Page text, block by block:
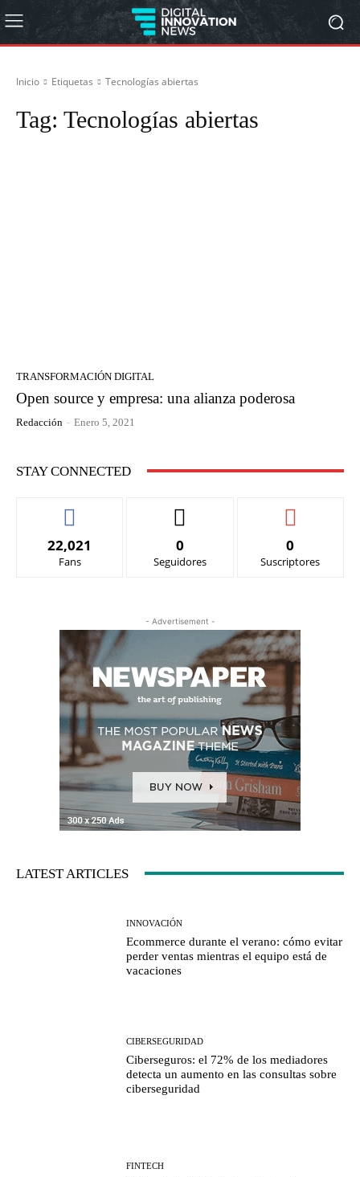
Inicio Etiquetas Tecnologías abiertas
Tag: Tecnologías abiertas
TRANSFORMACIÓN DIGITAL
Open source y empresa: una alianza poderosa
Redacción - Enero 5, 2021
STAY CONNECTED
22,021
Fans
0
Seguidores
0
Suscriptores
- Advertisement -
LATEST ARTICLES
INNOVACIÓN
Ecommerce durante el verano: cómo evitar
perder ventas mientras el equipo está de
vacaciones
CIBERSEGURIDAD
Ciberseguros: el 72% de los mediadores
detecta un aumento en las consultas sobre
ciberseguridad
FINTECH